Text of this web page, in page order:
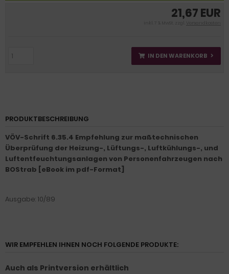
21,67 EUR
inkl. 7 % MwSt. zzgl. Versandkosten
IN DEN WARENKORB
PRODUKTBESCHREIBUNG
VÖV-Schrift 6.35.4 Empfehlung zur maßtechnischen
Überprüfung der Heizung-, Lüftungs-, Luftkühlungs-, und
Luftentfeuchtungsanlagen von Personenfahrzeugen nach
BOStrab [eBook im pdf-Format]
Ausgabe: 10/89
WIR EMPFEHLEN IHNEN NOCH FOLGENDE PRODUKTE:
Auch als Printversion erhältlich